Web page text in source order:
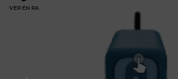
VER EN RA